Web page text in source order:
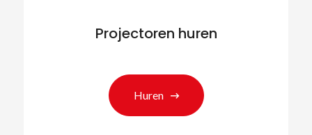
Projectoren huren
Huren